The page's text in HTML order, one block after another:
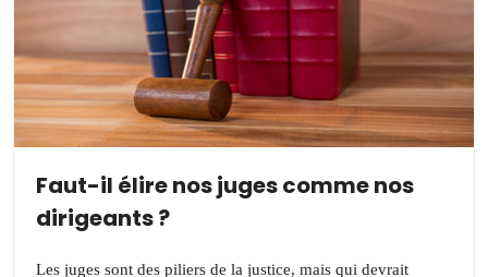
Faut-il élire nos juges comme nos
dirigeants ?
Les juges sont des piliers de la justice, mais qui devrait